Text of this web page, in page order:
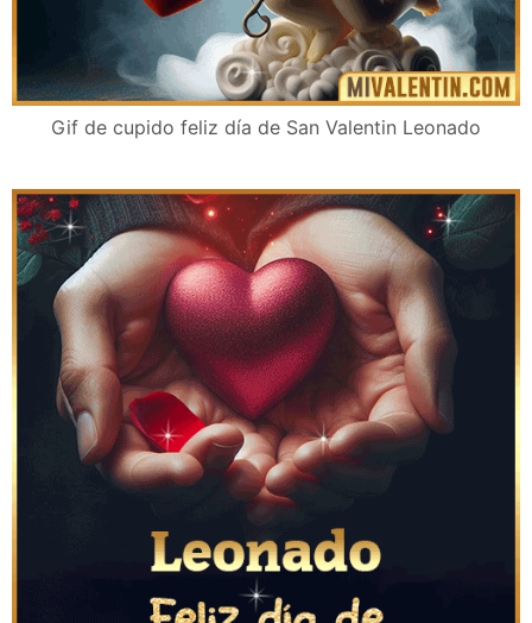
Gif de cupido feliz día de San Valentin Leonado